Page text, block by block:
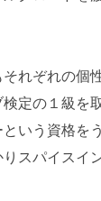
れぞれの個
定の１級を
いう資格を
スパイスイ